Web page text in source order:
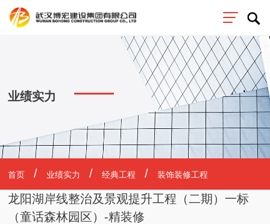
业绩实力
首页 业绩实力 经典工程 装饰装修工程
龙阳湖岸线整治及景观提升工程（二期）一标
（童话森林园区）-精装修